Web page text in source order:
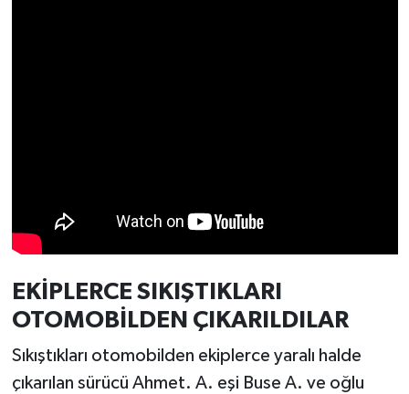
EKİPLERCE SIKIŞTIKLARI
OTOMOBİLDEN ÇIKARILDILAR
Sıkıştıkları otomobilden ekiplerce yaralı halde
çıkarılan sürücü Ahmet. A. eşi Buse A. ve oğlu